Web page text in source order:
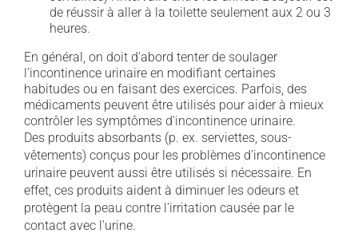
de réussir à aller à la toilette seulement aux 2 ou 3
heures.
En général, on doit d'abord tenter de soulager
l'incontinence urinaire en modifiant certaines
habitudes ou en faisant des exercices. Parfois, des
médicaments peuvent être utilisés pour aider à mieux
contrôler les symptômes d'incontinence urinaire.
Des produits absorbants (p. ex. serviettes, sous-
vêtements) conçus pour les problèmes d'incontinence
urinaire peuvent aussi être utilisés si nécessaire. En
effet, ces produits aident à diminuer les odeurs et
protègent la peau contre l'irritation causée par le
contact avec l'urine.